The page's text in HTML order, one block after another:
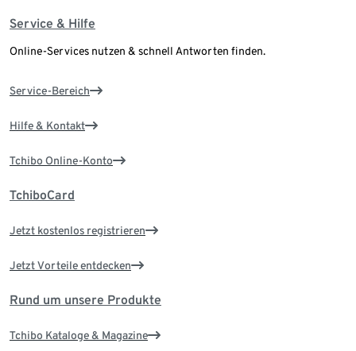
Service & Hilfe
Online-Services nutzen & schnell Antworten finden.
Service-Bereich
Hilfe & Kontakt
Tchibo Online-Konto
TchiboCard
Jetzt kostenlos registrieren
Jetzt Vorteile entdecken
Rund um unsere Produkte
Tchibo Kataloge & Magazine